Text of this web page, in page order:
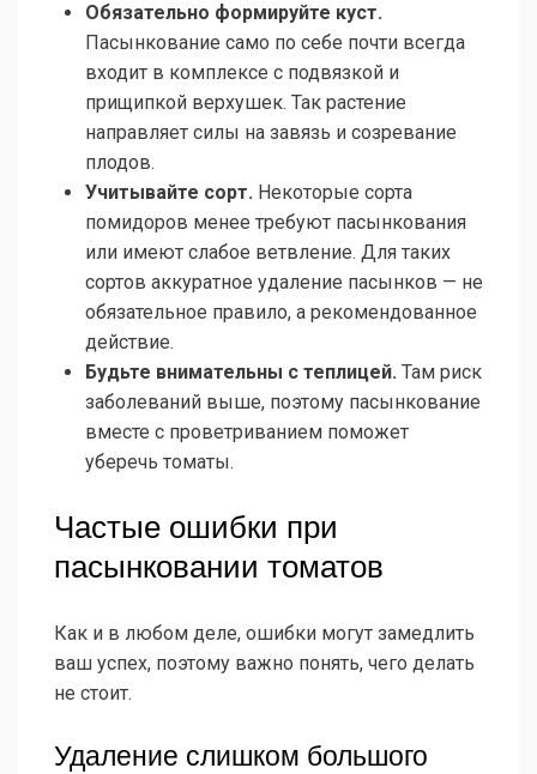
Обязательно формируйте куст.
Пасынкование само по себе почти всегда
входит в комплексе с подвязкой и
прищипкой верхушек. Так растение
направляет силы на завязь и созревание
плодов.
Учитывайте сорт. Некоторые сорта
помидоров менее требуют пасынкования
или имеют слабое ветвление. Для таких
сортов аккуратное удаление пасынков — не
обязательное правило, а рекомендованное
действие.
Будьте внимательны с теплицей. Там риск
заболеваний выше, поэтому пасынкование
вместе с проветриванием поможет
уберечь томаты.
Частые ошибки при
пасынковании томатов
Как и в любом деле, ошибки могут замедлить
ваш успех, поэтому важно понять, чего делать
не стоит.
Удаление слишком большого